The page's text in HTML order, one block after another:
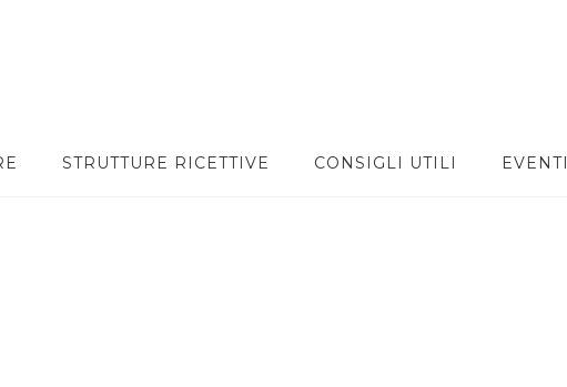
STRUTTURE RICETTIVE CONSIGLI UTILI EVENTI